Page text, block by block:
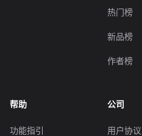
热门榜
新品榜
作者榜
帮助
功能指引
公司
用户协议